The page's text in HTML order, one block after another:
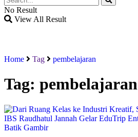
No Result
View All Result
Home Tag pembelajaran
Tag: pembelajaran